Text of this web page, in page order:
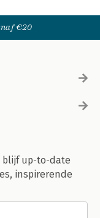
€20
blijf up-to-date
inspirerende